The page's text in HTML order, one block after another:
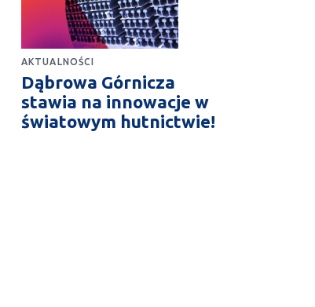
AKTUALNOŚCI
Dąbrowa Górnicza
stawia na innowacje w
światowym hutnictwie!